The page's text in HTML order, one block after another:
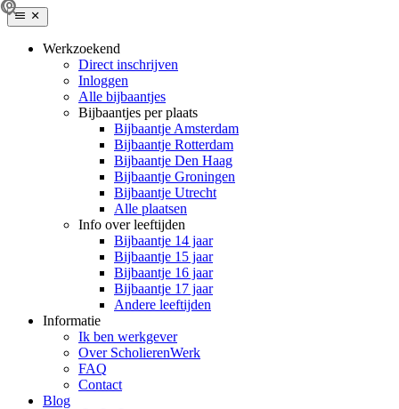
Werkzoekend
Direct inschrijven
Inloggen
Alle bijbaantjes
Bijbaantjes per plaats
Bijbaantje Amsterdam
Bijbaantje Rotterdam
Bijbaantje Den Haag
Bijbaantje Groningen
Bijbaantje Utrecht
Alle plaatsen
Info over leeftijden
Bijbaantje 14 jaar
Bijbaantje 15 jaar
Bijbaantje 16 jaar
Bijbaantje 17 jaar
Andere leeftijden
Informatie
Ik ben werkgever
Over ScholierenWerk
FAQ
Contact
Blog